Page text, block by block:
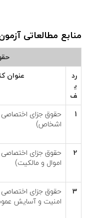
ع
ف
ر
ز
د
ه
منابع مطالعاتی
رد
ي
ف
عنوان
1
اشخاص)
2
اموال و مالکیت)
3
امنیت و آسایش